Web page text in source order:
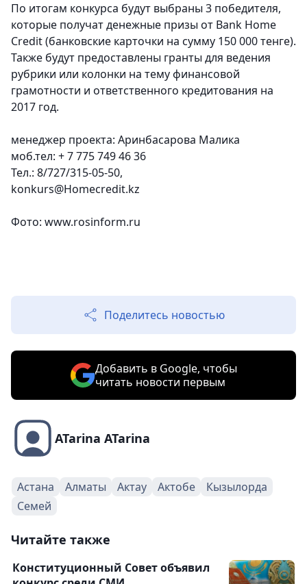
По итогам конкурса будут выбраны 3 победителя,
которые получат денежные призы от Bank Home
Credit (банковские карточки на сумму 150 000 тенге).
Также будут предоставлены гранты для ведения
рубрики или колонки на тему финансовой
грамотности и ответственного кредитования на
2017 год.
менеджер проекта: Аринбасарова Малика
моб.тел: + 7 775 749 46 36
Тел.: 8/727/315-05-50,
konkurs@Homecredit.kz
Фото: www.rosinform.ru
Поделитесь новостью
Добавить в Google, чтобы
читать новости первым
ATarina ATarina
Астана Алматы Актау Актобе
Кызылорда
Семей
Читайте также
Конституционный Совет объявил